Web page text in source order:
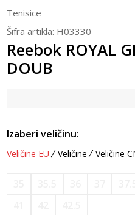
Tenisice
Šifra artikla: H03330
Reebok ROYAL
DOUB
Izaberi veličinu:
Veličine EU Veličine Veličine